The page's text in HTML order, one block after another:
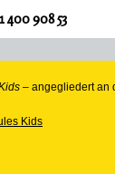
400 908 53
– angegliedert an
Kids